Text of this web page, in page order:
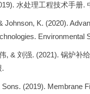
水处理工程技术手册.
Johnson, K. (2020).
Environmental
, & 刘强. (2021). 锅炉补
.
(2019). Membrane